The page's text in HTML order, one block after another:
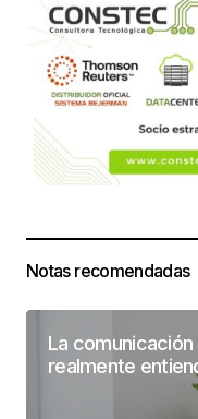
Notas recomendadas
La comunicación
realmente